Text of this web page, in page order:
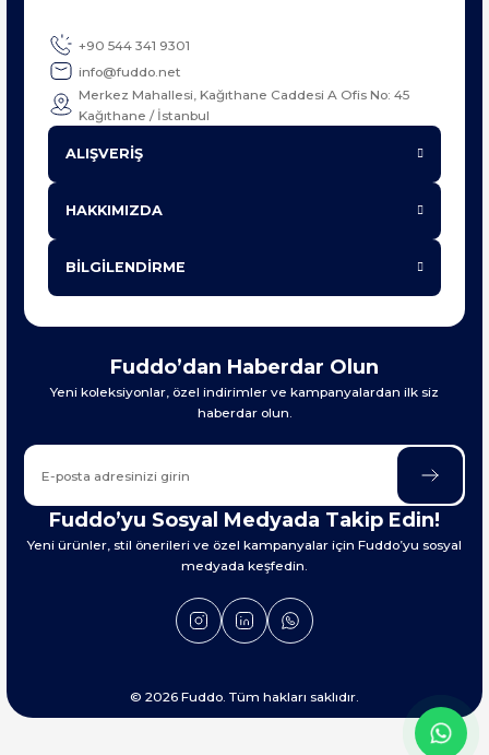
+90 544 341 9301
info@fuddo.net
Merkez Mahallesi, Kağıthane Caddesi A Ofis No: 45
Kağıthane / İstanbul
ALIŞVERİŞ
HAKKIMIZDA
BİLGİLENDİRME
Fuddo’dan Haberdar Olun
Yeni koleksiyonlar, özel indirimler ve kampanyalardan ilk siz
haberdar olun.
Fuddo’yu Sosyal Medyada Takip Edin!
Yeni ürünler, stil önerileri ve özel kampanyalar için Fuddo’yu sosyal
medyada keşfedin.
© 2026 Fuddo. Tüm hakları saklıdır.